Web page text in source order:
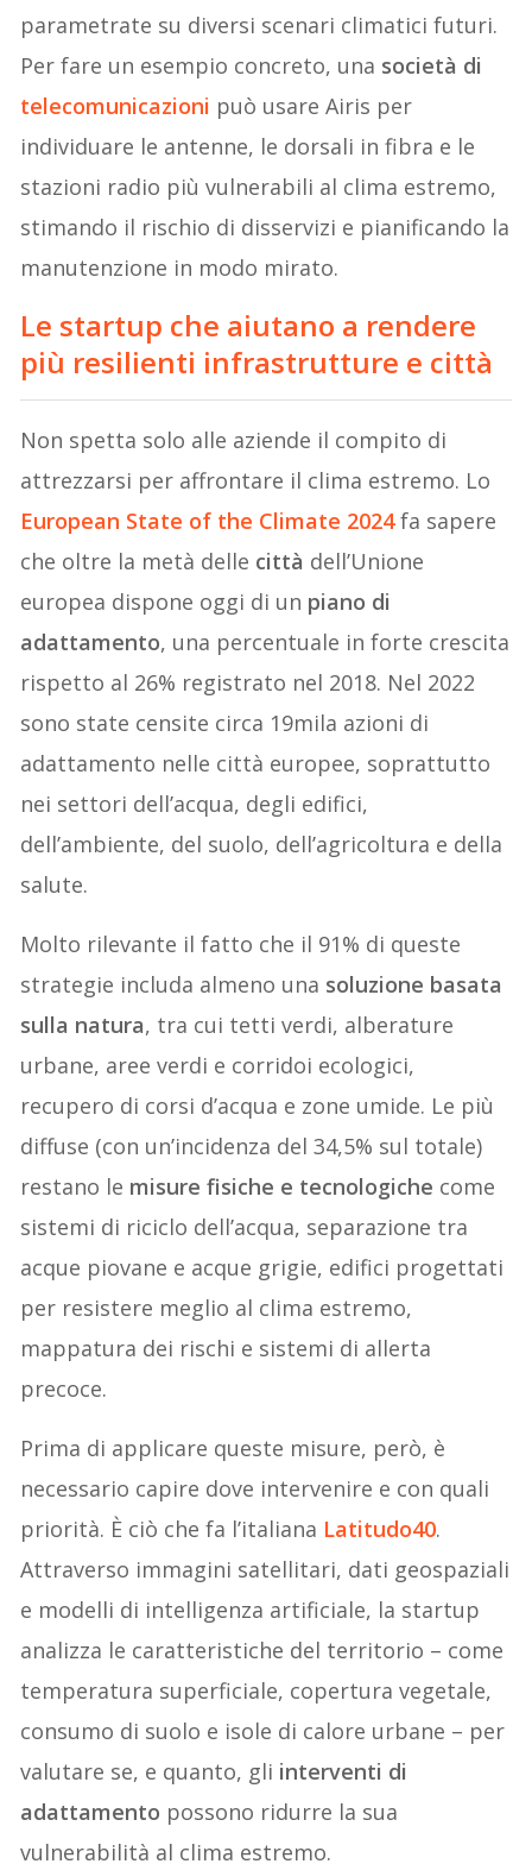
parametrate su diversi scenari climatici futuri.
Per fare un esempio concreto, una società di
telecomunicazioni può usare Airis per
individuare le antenne, le dorsali in fibra e le
stazioni radio più vulnerabili al clima estremo,
stimando il rischio di disservizi e pianificando la
manutenzione in modo mirato.
Le startup che aiutano a rendere
più resilienti infrastrutture e città
Non spetta solo alle aziende il compito di
attrezzarsi per affrontare il clima estremo. Lo
European State of the Climate 2024fa sapere
che oltre la metà delle città dell’Unione
europea dispone oggi di un piano di
adattamento, una percentuale in forte crescita
rispetto al 26% registrato nel 2018. Nel 2022
sono state censite circa 19mila azioni di
adattamento nelle città europee, soprattutto
nei settori dell’acqua, degli edifici,
dell’ambiente, del suolo, dell’agricoltura e della
salute.
Molto rilevante il fatto che il 91% di queste
strategie includa almeno una soluzione basata
sulla natura, tra cui tetti verdi, alberature
urbane, aree verdi e corridoi ecologici,
recupero di corsi d’acqua e zone umide. Le più
diffuse (con un’incidenza del 34,5% sul totale)
restano le misure fisiche e tecnologiche come
sistemi di riciclo dell’acqua, separazione tra
acque piovane e acque grigie, edifici progettati
per resistere meglio al clima estremo,
mappatura dei rischi e sistemi di allerta
precoce.
Prima di applicare queste misure, però, è
necessario capire dove intervenire e con quali
priorità. È ciò che fa l’italiana Latitudo40.
Attraverso immagini satellitari, dati geospaziali
e modelli di intelligenza artificiale, la startup
analizza le caratteristiche del territorio – come
temperatura superficiale, copertura vegetale,
consumo di suolo e isole di calore urbane – per
valutare se, e quanto, gli interventi di
adattamento possono ridurre la sua
vulnerabilità al clima estremo.